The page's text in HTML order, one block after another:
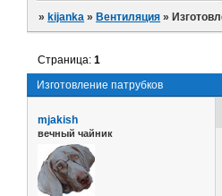
»kijanka »Вентиляция »
Изготовление патрубков
Страница:1
mjakish
вечный чайник